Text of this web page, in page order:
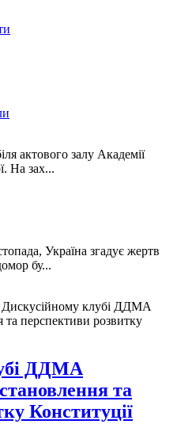
актового залу Академії
На зах...
Україна згадує жертв
бу...
клубі ДДМА
та перспективи розвитку
ДДМА
та
Конституції